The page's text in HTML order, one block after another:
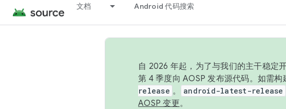
文档 Android 代码搜索
自 2026 年起，为了与我们的主干稳定
第 4 季度向 AOSP 发布源代码。如需
release 。 android-latest-release
AOSP 变更。